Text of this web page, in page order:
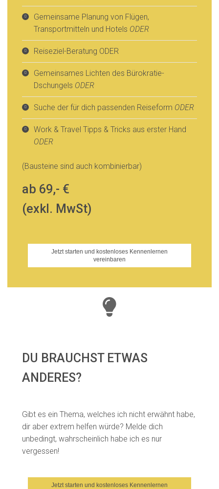
Gemeinsame Planung von Flügen,
Transportmitteln und Hotels ODER
Reiseziel-Beratung ODER
Gemeinsames Lichten des Bürokratie-
Dschungels ODER
Suche der für dich passenden Reiseform ODER
Work & Travel Tipps & Tricks aus erster Hand
ODER
(Bausteine sind auch kombinierbar)
ab 69,- €
(exkl. MwSt)
Jetzt starten und kostenloses Kennenlernen
vereinbaren
DU BRAUCHST ETWAS
ANDERES?
Gibt es ein Thema, welches ich nicht erwähnt habe,
dir aber extrem helfen würde? Melde dich
unbedingt, wahrscheinlich habe ich es nur
vergessen!
Jetzt starten und kostenloses Kennenlernen